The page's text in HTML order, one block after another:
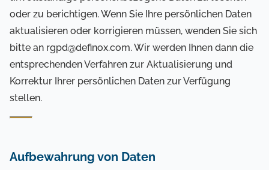
oder zu berichtigen. Wenn Sie Ihre persönlichen Daten
aktualisieren oder korrigieren müssen, wenden Sie sich
bitte an rgpd@definox.com. Wir werden Ihnen dann die
entsprechenden Verfahren zur Aktualisierung und
Korrektur Ihrer persönlichen Daten zur Verfügung
stellen.
Aufbewahrung von Daten